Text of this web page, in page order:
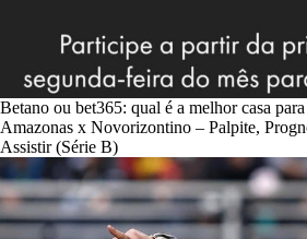
Betano ou bet365: qual é a melhor casa
Amazonas x Novorizontino – Palpite,
Assistir (Série B)